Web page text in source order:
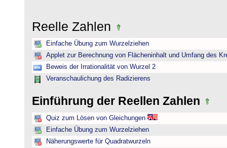
Reelle Zahlen
Einfache Übung zum Wurzelziehen
Applet zur Berechnung von Flächeninhalt und Umfang des
Beweis der Irrationalität von Wurzel 2
Veranschaulichung des Radizierens
Einführung der Reellen Zahlen
Quiz zum Lösen von Gleichungen
Einfache Übung zum Wurzelziehen
Näherungswerte für Quadratwurzeln